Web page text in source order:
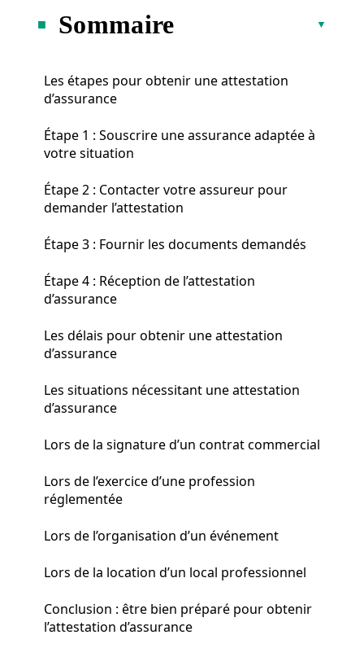
Sommaire
Les étapes pour obtenir une attestation
d’assurance
Étape 1 : Souscrire une assurance adaptée à
votre situation
Étape 2 : Contacter votre assureur pour
demander l’attestation
Étape 3 : Fournir les documents demandés
Étape 4 : Réception de l’attestation
d’assurance
Les délais pour obtenir une attestation
d’assurance
Les situations nécessitant une attestation
d’assurance
Lors de la signature d’un contrat commercial
Lors de l’exercice d’une profession
réglementée
Lors de l’organisation d’un événement
Lors de la location d’un local professionnel
Conclusion : être bien préparé pour obtenir
l’attestation d’assurance